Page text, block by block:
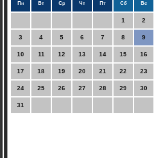
Пн Вт Ср Чт Пт Сб Вс
1 2
3 4 5 6 7 8 9
10 11 12 13 14 15 16
17 18 19 20 21 22 23
24 25 26 27 28 29 30
31